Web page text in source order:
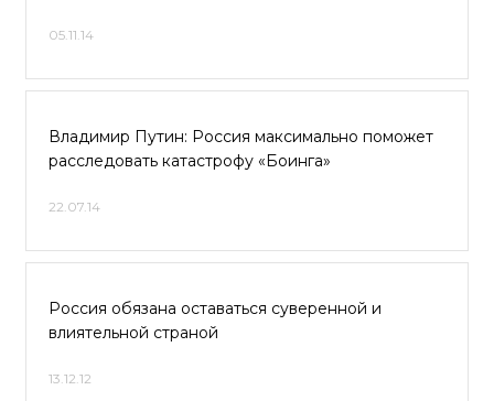
05.11.14
Владимир Путин: Россия максимально поможет
расследовать катастрофу «Боинга»
22.07.14
Россия обязана оставаться суверенной и
влиятельной страной
13.12.12